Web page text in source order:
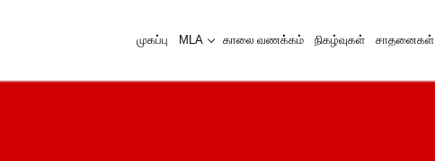
முகப்பு MLA காலை வணக்கம் நிகழ்வுகள் சாதனைகள்